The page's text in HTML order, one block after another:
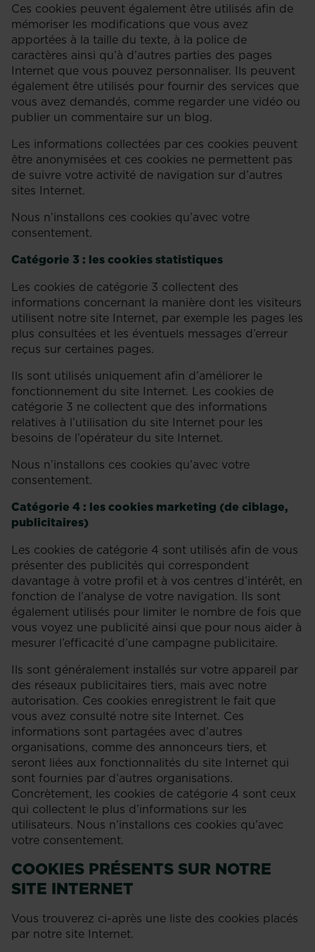
Ces cookies peuvent également être utilisés afin de
mémoriser les modifications que vous avez
apportées à la taille du texte, à la police de
caractères ainsi qu’à d’autres parties des pages
Internet que vous pouvez personnaliser. Ils peuvent
également être utilisés pour fournir des services que
vous avez demandés, comme regarder une vidéo ou
publier un commentaire sur un blog.
Les informations collectées par ces cookies peuvent
être anonymisées et ces cookies ne permettent pas
de suivre votre activité de navigation sur d’autres
sites Internet.
Nous n’installons ces cookies qu’avec votre
consentement.
Catégorie 3 : les cookies statistiques
Les cookies de catégorie 3 collectent des
informations concernant la manière dont les visiteurs
utilisent notre site Internet, par exemple les pages les
plus consultées et les éventuels messages d’erreur
reçus sur certaines pages.
Ils sont utilisés uniquement afin d’améliorer le
fonctionnement du site Internet. Les cookies de
catégorie 3 ne collectent que des informations
relatives à l’utilisation du site Internet pour les
besoins de l’opérateur du site Internet.
Nous n’installons ces cookies qu’avec votre
consentement.
Catégorie 4 : les cookies marketing (de ciblage,
publicitaires)
Les cookies de catégorie 4 sont utilisés afin de vous
présenter des publicités qui correspondent
davantage à votre profil et à vos centres d’intérêt, en
fonction de l’analyse de votre navigation. Ils sont
également utilisés pour limiter le nombre de fois que
vous voyez une publicité ainsi que pour nous aider à
mesurer l’efficacité d’une campagne publicitaire.
Ils sont généralement installés sur votre appareil par
des réseaux publicitaires tiers, mais avec notre
autorisation. Ces cookies enregistrent le fait que
vous avez consulté notre site Internet. Ces
informations sont partagées avec d’autres
organisations, comme des annonceurs tiers, et
seront liées aux fonctionnalités du site Internet qui
sont fournies par d’autres organisations.
Concrètement, les cookies de catégorie 4 sont ceux
qui collectent le plus d’informations sur les
utilisateurs. Nous n’installons ces cookies qu’avec
votre consentement.
COOKIES PRÉSENTS SUR NOTRE
SITE INTERNET
Vous trouverez ci-après une liste des cookies placés
par notre site Internet.